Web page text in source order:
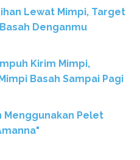
Lewat Mimpi, Target
Denganmu
Kirim Mimpi,
Basah Sampai Pagi
Menggunakan Pelet